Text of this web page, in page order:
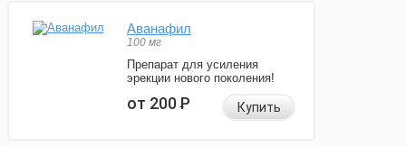
Аванафил
100 мг
Препарат для усиления
эрекции нового поколения!
от 200Р Купить